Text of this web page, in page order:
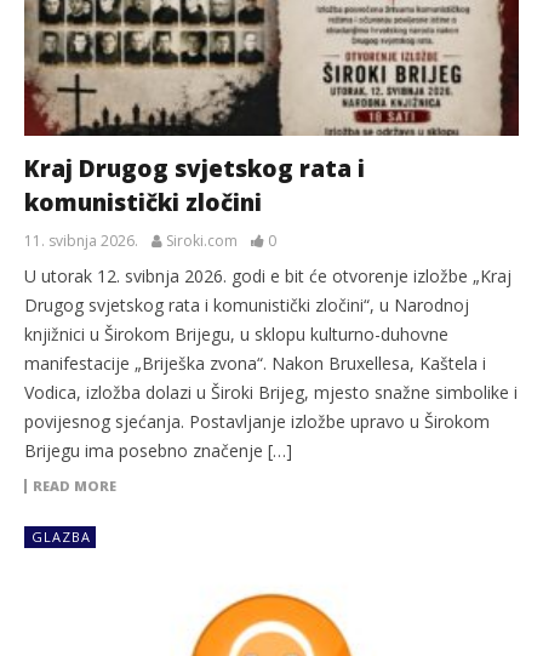
Kraj Drugog svjetskog rata i
komunistički zločini
11. svibnja 2026. Siroki.com 0
U utorak 12. svibnja 2026. godi e bit će otvorenje izložbe „Kraj
Drugog svjetskog rata i komunistički zločini“, u Narodnoj
knjižnici u Širokom Brijegu, u sklopu kulturno-duhovne
manifestacije „Briješka zvona“. Nakon Bruxellesa, Kaštela i
Vodica, izložba dolazi u Široki Brijeg, mjesto snažne simbolike i
povijesnog sjećanja. Postavljanje izložbe upravo u Širokom
Brijegu ima posebno značenje […]
READ MORE
GLAZBA